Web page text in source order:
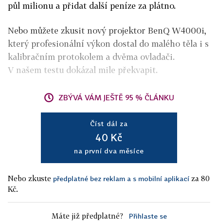
půl milionu a přidat další peníze za plátno.
Nebo můžete zkusit nový projektor BenQ W4000i,
který profesionální výkon dostal do malého těla i s
kalibračním protokolem a dvěma ovladači.
V našem testu dokázal mile překvapit.
ZBÝVÁ VÁM JEŠTĚ 95 % ČLÁNKU
Číst dál za
40 Kč
na první dva měsíce
Nebo zkuste předplatné bez reklam a s mobilní aplikací za 80
Kč.
Máte již předplatné? Přihlaste se